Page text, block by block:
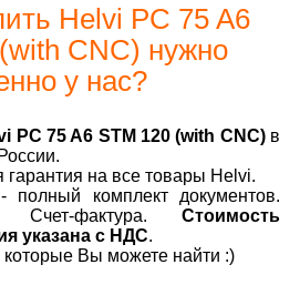
Helvi PC 75 A6
CNC) нужно
у нас?
PC 75 A6 STM 120 (with CNC)в
на все товары Helvi.
комплект документов.
Счет-фактура. Стоимость
указана с НДС.
Вы можете найти :)